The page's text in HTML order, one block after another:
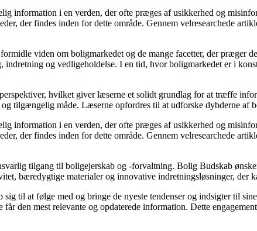
information i en verden, der ofte præges af usikkerhed og
der findes inden for dette område. Gennem velresearchede
viden om boligmarkedet og de mange facetter, der præger
og vedligeholdelse. I en tid, hvor boligmarkedet er i
hvilket giver læserne et solidt grundlag for at træffe
tilgængelig måde. Læserne opfordres til at udforske dybderne af
information i en verden, der ofte præges af usikkerhed og
der findes inden for dette område. Gennem velresearchede
tilgang til boligejerskab og -forvaltning. Bolig Budskab
bæredygtige materialer og innovative indretningsløsninger,
til at følge med og bringe de nyeste tendenser og indsigter til
den mest relevante og opdaterede information. Dette